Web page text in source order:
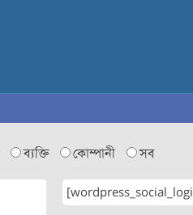
ব্যক্তি কোম্পানী সব